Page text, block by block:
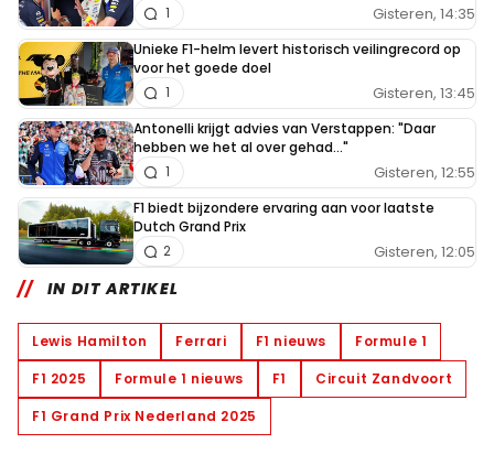
Gisteren, 14:35
1
Unieke F1-helm levert historisch veilingrecord op
voor het goede doel
Gisteren, 13:45
1
Antonelli krijgt advies van Verstappen: "Daar
hebben we het al over gehad..."
Gisteren, 12:55
1
F1 biedt bijzondere ervaring aan voor laatste
Dutch Grand Prix
Gisteren, 12:05
2
IN DIT ARTIKEL
Lewis Hamilton Ferrari F1 nieuws
Formule 1
F1 2025
Formule 1 nieuws F1
Circuit Zandvoort
F1 Grand Prix Nederland 2025